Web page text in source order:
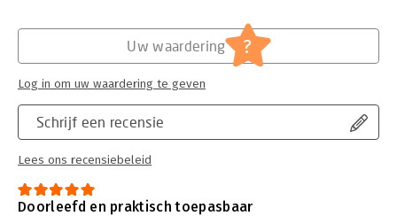
Schrijf een recensie
Lees ons recensiebeleid
Uw waardering ?
Log in om uw waardering te geven
Doorleefd en praktisch toepasbaar